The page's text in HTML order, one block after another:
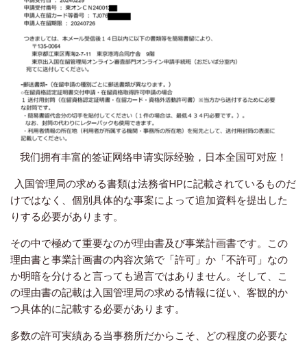
我们拥有丰富的签证网络申请实际经验，日本全国可对应！
入国管理局の求める書類は法務省HPに記載されているものだ
けではなく、個別具体的な事案によって追加資料を提出した
りする必要があります。
その中で極めて重要なのが理由書及び事業計画書です。この
理由書と事業計画書の内容次第で「許可」か「不許可」なの
か明暗を分けると言っても過言ではありません。そして、こ
の理由書の記載は入国管理局の求める情報に従い、客観的か
つ具体的に記載する必要があります。
多数の許可実績ある当事務所だからこそ、どの程度の必要な